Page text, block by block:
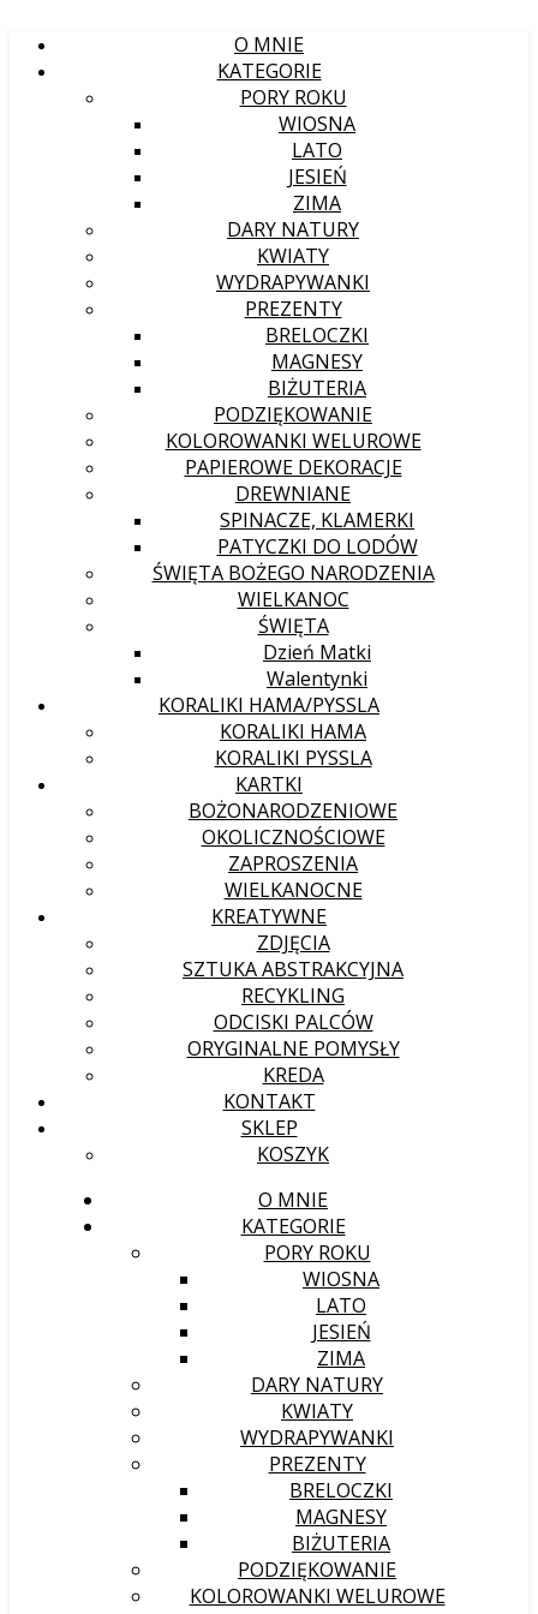
O MNIE
KATEGORIE
PORY ROKU
WIOSNA
LATO
JESIEŃ
ZIMA
DARY NATURY
KWIATY
WYDRAPYWANKI
PREZENTY
BRELOCZKI
MAGNESY
BIŻUTERIA
PODZIĘKOWANIE
KOLOROWANKI WELUROWE
PAPIEROWE DEKORACJE
DREWNIANE
SPINACZE, KLAMERKI
PATYCZKI DO LODÓW
ŚWIĘTA BOŻEGO NARODZENIA
WIELKANOC
ŚWIĘTA
Dzień Matki
Walentynki
KORALIKI HAMA/PYSSLA
KORALIKI HAMA
KORALIKI PYSSLA
KARTKI
BOŻONARODZENIOWE
OKOLICZNOŚCIOWE
ZAPROSZENIA
WIELKANOCNE
KREATYWNE
ZDJĘCIA
SZTUKA ABSTRAKCYJNA
RECYKLING
ODCISKI PALCÓW
ORYGINALNE POMYSŁY
KREDA
KONTAKT
SKLEP
KOSZYK
O MNIE
KATEGORIE
PORY ROKU
WIOSNA
LATO
JESIEŃ
ZIMA
DARY NATURY
KWIATY
WYDRAPYWANKI
PREZENTY
BRELOCZKI
MAGNESY
BIŻUTERIA
PODZIĘKOWANIE
KOLOROWANKI WELUROWE